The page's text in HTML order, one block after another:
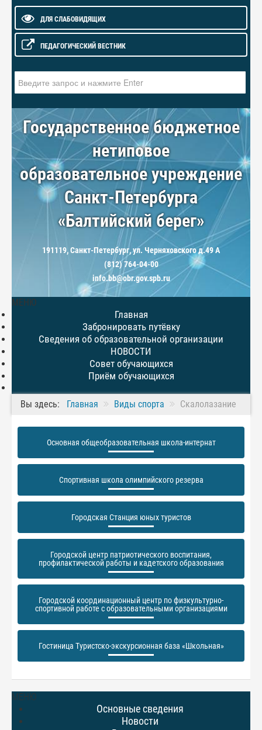
ДЛЯ СЛАБОВИДЯЩИХ
ПЕДАГОГИЧЕСКИЙ ВЕСТНИК
Государственное бюджетное
нетиповое
образовательное учреждение
Санкт-Петербурга
«Балтийский берег»
191119, Санкт-Петербург, ул. Черняховского д.49 А
(812) 764-04-00
info.bb@obr.gov.spb.ru
МЕНЮ
Главная
Забронировать путёвку
Сведения об образовательной организации
НОВОСТИ
Совет обучающихся
Приём обучающихся
Вы здесь: Главная Виды спорта Скалолазание
Основная общеобразовательная школа-интернат
Спортивная школа олимпийского резерва
Городская Станция юных туристов
Городской центр патриотического воспитания,
профилактической работы и кадетского образования
Городской координационный центр по физкультурно-
спортивной работе с образовательными организациями
Гостиница Туристско-экскурсионная база «Школьная»
МЕНЮ
Основные сведения
Новости